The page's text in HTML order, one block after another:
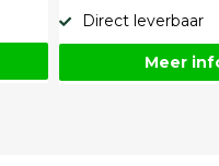
Direct leverbaar
Meer